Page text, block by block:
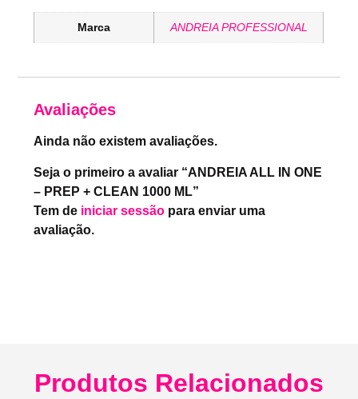
Marca ANDREIA PROFESSIONAL
Avaliações
Ainda não existem avaliações.
Seja o primeiro a avaliar “ANDREIA ALL IN ONE
– PREP + CLEAN 1000 ML”
Tem de iniciar sessão para enviar uma
avaliação.
Produtos Relacionados